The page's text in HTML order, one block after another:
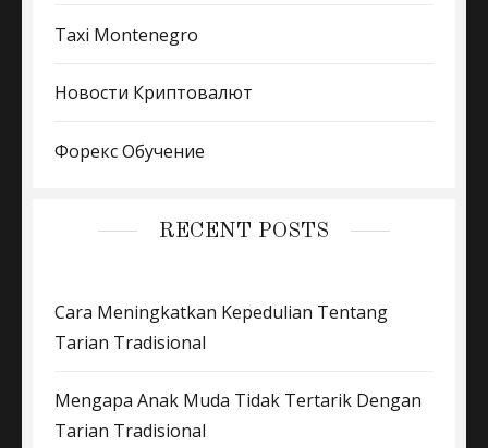
Taxi Montenegro
Новости Криптовалют
Форекс Обучение
RECENT POSTS
Cara Meningkatkan Kepedulian Tentang
Tarian Tradisional
Mengapa Anak Muda Tidak Tertarik Dengan
Tarian Tradisional